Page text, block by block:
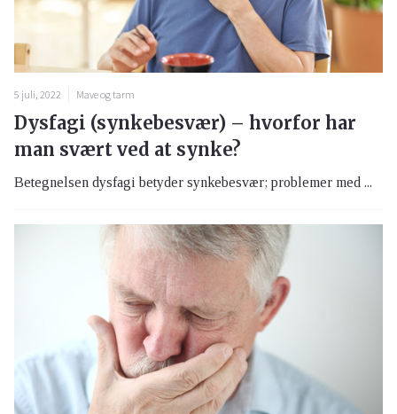
5 juli, 2022 Mave og tarm
Dysfagi (synkebesvær) – hvorfor har
man svært ved at synke?
Betegnelsen dysfagi betyder synkebesvær; problemer med ...